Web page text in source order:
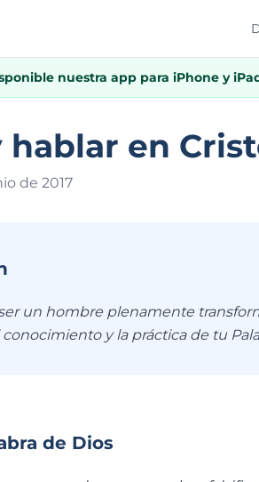
nuestra app para iPhone y
hablar en
de 2017
un hombre plenamente
conocimiento y la práctica de tu
de Dios